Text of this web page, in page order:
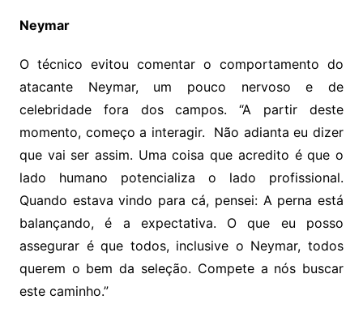
Neymar
O técnico evitou comentar o comportamento do
atacante Neymar, um pouco nervoso e de
celebridade fora dos campos. “A partir deste
momento, começo a interagir. Não adianta eu dizer
que vai ser assim. Uma coisa que acredito é que o
lado humano potencializa o lado profissional.
Quando estava vindo para cá, pensei: A perna está
balançando, é a expectativa. O que eu posso
assegurar é que todos, inclusive o Neymar, todos
querem o bem da seleção. Compete a nós buscar
este caminho.”